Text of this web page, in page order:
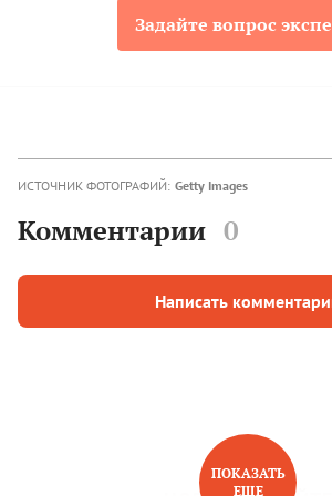
Задайте вопрос
ИСТОЧНИК ФОТОГРАФИЙ: Getty Images
Комментарии 0
Написать
ПОКАЗАТЬ
ЕЩЕ